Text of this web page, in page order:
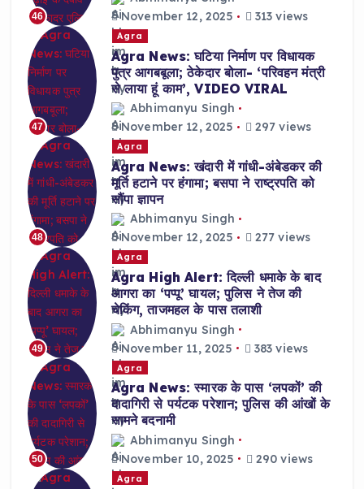
46
November 12, 2025
313 views
47
Agra
Agra News: घटिया निर्माण पर विधायक
पुत्र आगबबूला; ठेकेदार बोला- ‘परिवहन मंत्री
से लाया हूं काम’, VIDEO VIRAL
Abhimanyu Singh
November 12, 2025
297 views
48
Agra
Agra News: खंदारी में गांधी-अंबेडकर की
मूर्ति हटाने पर हंगामा; बसपा ने राष्ट्रपति को
सौंपा ज्ञापन
Abhimanyu Singh
November 12, 2025
277 views
49
Agra
Agra High Alert: दिल्ली धमाके के बाद
आगरा का ‘पप्पू’ घायल; पुलिस ने तेज की
चेकिंग, ताजमहल के पास तलाशी
Abhimanyu Singh
November 11, 2025
383 views
50
Agra
Agra News: स्मारक के पास ‘लपकों’ की
दादागिरी से पर्यटक परेशान; पुलिस की आंखों के
सामने बदनामी
Abhimanyu Singh
November 10, 2025
290 views
Agra